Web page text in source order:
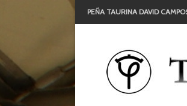
PEÑA TAURINA DAVID